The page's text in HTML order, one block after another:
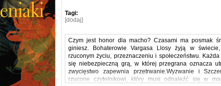
Tagi:
[dodaj]
Czym jest honor dla macho? Czasami ma posmak
giniesz. Bohaterowie Vargasa Llosy żyją w
rzuconym życiu, przeznaczeniu i społeczeństwu.
się niebezpieczną grą, w której przegrana oznacza
zwycięstwo zapewnia przetrwanie.Wyzwanie i
rzucone czytelnikowi, który musi odnaleźć się w